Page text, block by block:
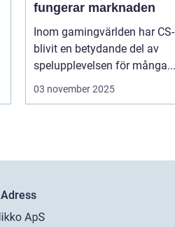
fungerar marknaden
Inom gamingvärlden har
blivit en betydande del av
spelupplevelsen för många...
03 november 2025
Adress